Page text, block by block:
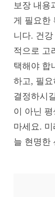
보장 내용
게 필요한
니다. 건
적으로 고
택해야 합
하고, 필요
결정하시
이 아닌
마세요.
늘 현명한